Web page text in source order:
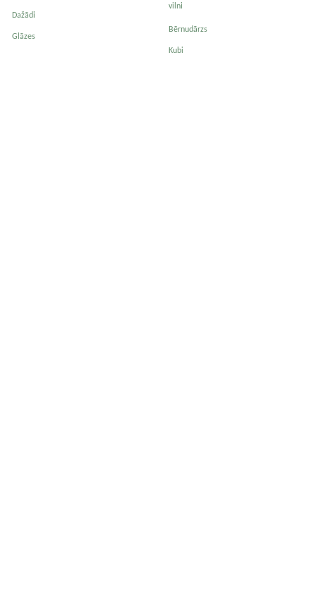
Dažādi
Glāzes
vilni
Bērnudārzs
Kubi